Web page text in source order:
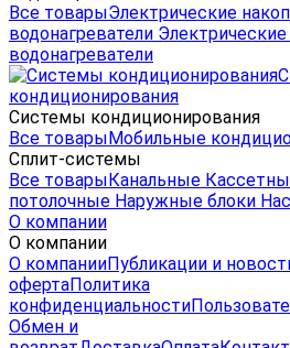
Все товарыЭлектрические
водонагреватели
водонагреватели
кондиционирования
Системы кондиционирования
Все товарыМобильные
Сплит-системы
Все товарыКанальные
потолочные Наружные блоки
О компании
О компании
О компанииПубликации и
офертаПолитика
конфиденциальности
Обмен и